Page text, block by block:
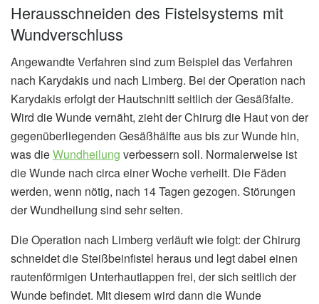
Herausschneiden des Fistelsystems mit
Wundverschluss
Angewandte Verfahren sind zum Beispiel das Verfahren
nach Karydakis und nach Limberg. Bei der Operation nach
Karydakis erfolgt der Hautschnitt seitlich der Gesäßfalte.
Wird die Wunde vernäht, zieht der Chirurg die Haut von der
gegenüberliegenden Gesäßhälfte aus bis zur Wunde hin,
was dieWundheilung verbessern soll. Normalerweise ist
die Wunde nach circa einer Woche verheilt. Die Fäden
werden, wenn nötig, nach 14 Tagen gezogen. Störungen
der Wundheilung sind sehr selten.
Die Operation nach Limberg verläuft wie folgt: der Chirurg
schneidet die Steißbeinfistel heraus und legt dabei einen
rautenförmigen Unterhautlappen frei, der sich seitlich der
Wunde befindet. Mit diesem wird dann die Wunde